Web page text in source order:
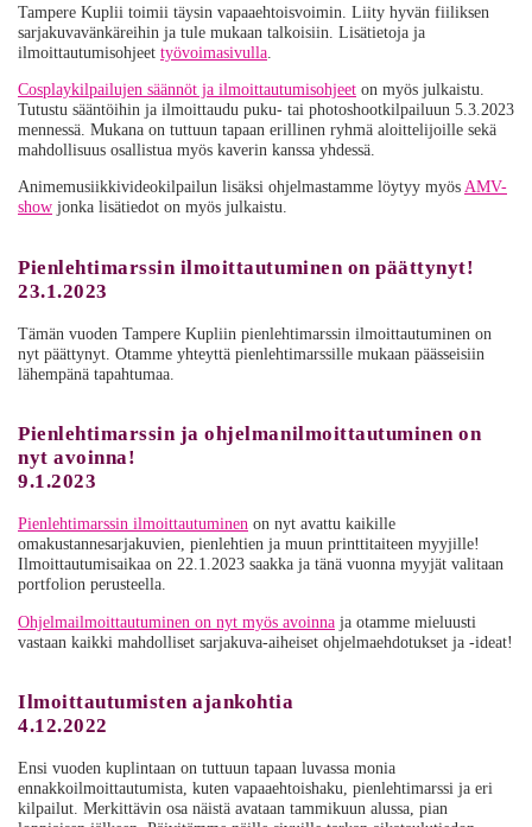
Tampere Kuplii toimii täysin vapaaehtoisvoimin. Liity hyvän fiiliksen
sarjakuvavänkäreihin ja tule mukaan talkoisiin. Lisätietoja ja
ilmoittautumisohjeet työvoimasivulla
Cosplaykilpailujen säännöt ja ilmoittautumisohjeet on myös julkaistu.
Tutustu sääntöihin ja ilmoittaudu puku- tai photoshootkilpailuun 5.3.2023
mennessä. Mukana on tuttuun tapaan erillinen ryhmä aloittelijoille sekä
mahdollisuus osallistua myös kaverin kanssa yhdessä.
Animemusiikkivideokilpailun lisäksi ohjelmastamme löytyy myösAMV-
show jonka lisätiedot on myös julkaistu.
Pienlehtimarssin ilmoittautuminen on päättynyt!
23.1.2023
Tämän vuoden Tampere Kupliin pienlehtimarssin ilmoittautuminen on
nyt päättynyt. Otamme yhteyttä pienlehtimarssille mukaan päässeisiin
lähempänä tapahtumaa.
Pienlehtimarssin ja ohjelmanilmoittautuminen on
nyt avoinna!
9.1.2023
Pienlehtimarssin ilmoittautuminen on nyt avattu kaikille
omakustannesarjakuvien, pienlehtien ja muun printtitaiteen myyjille!
Ilmoittautumisaikaa on 22.1.2023 saakka ja tänä vuonna myyjät valitaan
portfolion perusteella.
Ohjelmailmoittautuminen on nyt myös avoinna ja otamme mieluusti
vastaan kaikki mahdolliset sarjakuva-aiheiset ohjelmaehdotukset ja -ideat!
Ilmoittautumisten ajankohtia
4.12.2022
Ensi vuoden kuplintaan on tuttuun tapaan luvassa monia
ennakkoilmoittautumista, kuten vapaaehtoishaku, pienlehtimarssi ja eri
kilpailut. Merkittävin osa näistä avataan tammikuun alussa, pian